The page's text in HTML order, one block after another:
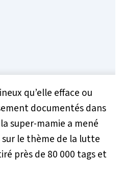
qu’elle efface ou
documentés dans
super-mamie a mené
le thème de la lutte
près de 80 000 tags et